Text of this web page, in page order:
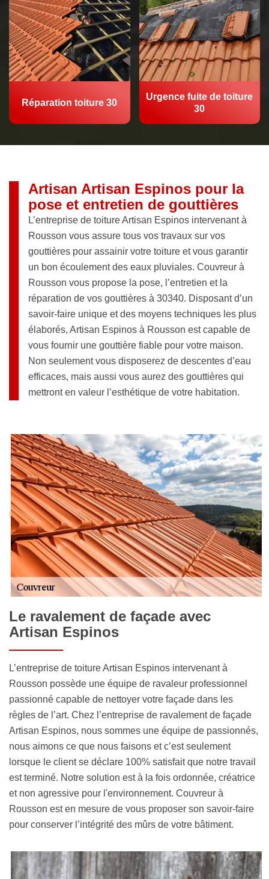
Réparation toiture 30
Urgence fuite de toiture
30
Artisan Artisan Espinos pour la
pose et entretien de gouttières
L’entreprise de toiture Artisan Espinos intervenant à
Rousson vous assure tous vos travaux sur vos
gouttières pour assainir votre toiture et vous garantir
un bon écoulement des eaux pluviales. Couvreur à
Rousson vous propose la pose, l’entretien et la
réparation de vos gouttières à 30340. Disposant d’un
savoir-faire unique et des moyens techniques les plus
élaborés, Artisan Espinos à Rousson est capable de
vous fournir une gouttière fiable pour votre maison.
Non seulement vous disposerez de descentes d’eau
efficaces, mais aussi vous aurez des gouttières qui
mettront en valeur l’esthétique de votre habitation.
Le ravalement de façade avec
Artisan Espinos
L’entreprise de toiture Artisan Espinos intervenant à
Rousson possède une équipe de ravaleur professionnel
passionné capable de nettoyer votre façade dans les
règles de l’art. Chez l’entreprise de ravalement de façade
Artisan Espinos, nous sommes une équipe de passionnés,
nous aimons ce que nous faisons et c’est seulement
lorsque le client se déclare 100% satisfait que notre travail
est terminé. Notre solution est à la fois ordonnée, créatrice
et non agressive pour l'environnement. Couvreur à
Rousson est en mesure de vous proposer son savoir-faire
pour conserver l’intégrité des mûrs de votre bâtiment.